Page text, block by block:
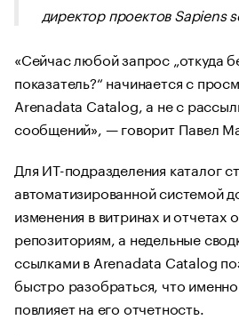
директор проектов Sapiens
«Сейчас любой запрос „откуда
показатель?“ начинается с
Arenadata Catalog, а не с
сообщений», — говорит Павел
Для ИТ-подразделения каталог
автоматизированной системой
изменения в витринах и
репозиториям, а недельные
ссылками в Arenadata Catalog
быстро разобраться, что
повлияет на его отчетность.